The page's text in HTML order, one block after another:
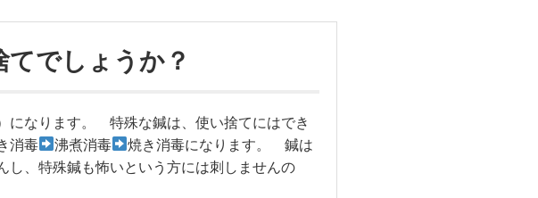
でしょうか？
になります。 特殊な鍼は、使い捨てにはでき
消毒
沸煮消毒
焼き消毒になります。 鍼は
し、特殊鍼も怖いという方には刺しませんの